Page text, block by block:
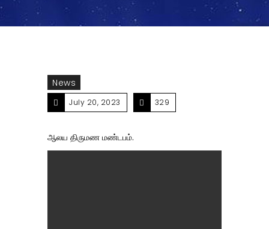
News
July 20, 2023 329
ஆலய திருமண மண்டபம்.